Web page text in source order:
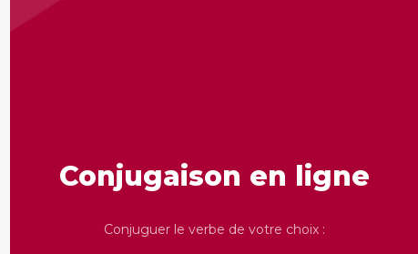
Conjugaison en ligne
Conjuguer le verbe de votre choix :